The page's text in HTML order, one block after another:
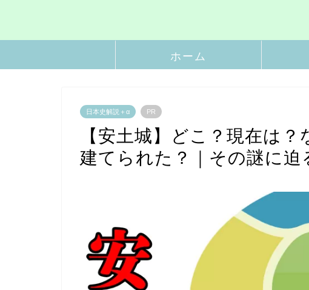
ホーム
日本史解説＋α PR
【安土城】どこ？現在は
建てられた？｜その謎に迫